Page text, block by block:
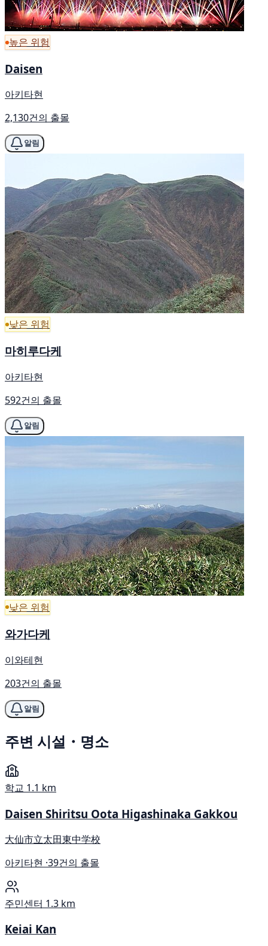
높은 위험
Daisen
아키타현
2,130건의 출몰
알림
낮은 위험
마히루다케
아키타현
592건의 출몰
알림
낮은 위험
와가다케
이와테현
203건의 출몰
알림
주변 시설・명소
학교 1.1 km
Daisen Shiritsu Oota Higashinaka Gakkou
大仙市立太田東中学校
아키타현 ·39건의 출몰
주민센터 1.3 km
Keiai Kan